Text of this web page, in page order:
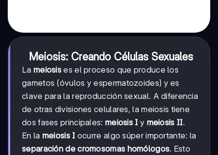
Meiosis: Creando Células Sexuales
La meiosis es el proceso que produce los
gametos (óvulos y espermatozoides) y es
clave para la reproducción sexual. A diferencia
de otras divisiones celulares, la meiosis tiene
dos fases principales: meiosis I y meiosis II.
En la meiosis I ocurre algo súper importante: la
separación de cromosomas homólogos. Esto